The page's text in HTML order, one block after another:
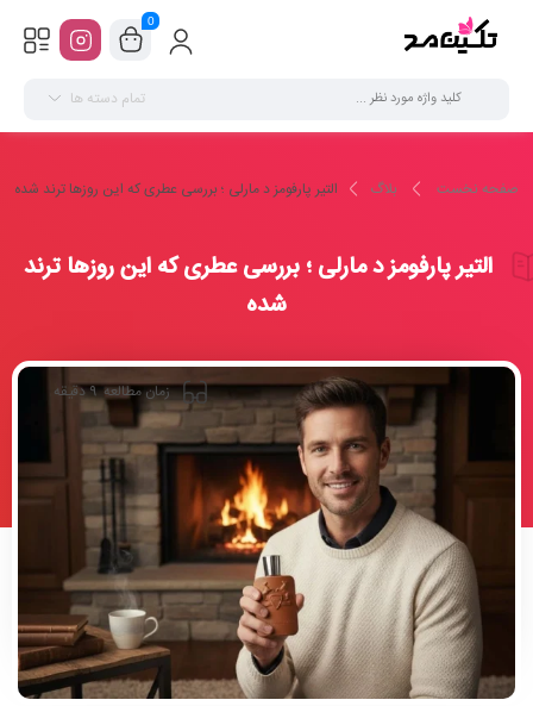
0
تمام دسته ها
صفحه نخست بلاگ التیر پارفومز د مارلی ؛ بررسی عطری که این روزها ترند شده
التیر پارفومز د مارلی ؛ بررسی عطری که این روزها ترند
شده
زمان مطالعه 9دقیقه